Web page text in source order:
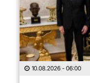
10.08.2026 - 06:00